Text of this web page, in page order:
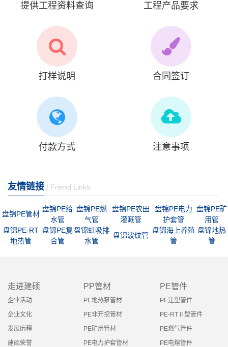
提供工程资料查询 工程产品要求
打样说明 合同签订
付款方式 注意事项
友情链接 / Friend Links
盘锦PE管材
盘锦PE给
水管
盘锦PE燃
气管
盘锦PE农田
灌溉管
盘锦PE电力
护套管
盘锦PE矿
用管
盘锦PE-RT
地热管
盘锦PE复
合管
盘锦虹吸排
水管
盘锦波纹管
盘锦海上养殖
管
盘锦地热
管
走进建硕
企业活动
企业文化
发展历程
建硕荣誉
PP管材
PE地热泵管材
PE非开挖管材
PE矿用管材
PE电力护套管材
PE管件
PE注塑管件
PE-RTⅡ型管件
PE燃气管件
PE电熔管件